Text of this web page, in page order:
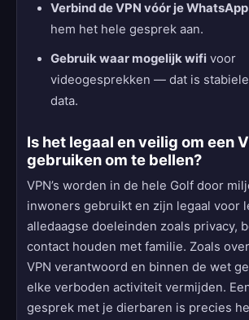
Verbind de VPN vóór je
hem het hele gesprek aan.
Gebruik waar mogelijk wifivoor
videogesprekken — dat is
data.
Is het legaal en veilig om een
gebruiken om te bellen?
VPN’s worden in de hele Golf door
inwoners gebruikt en zijn legaal voor
alledaagse doeleinden zoals privacy,
contact houden met familie. Zoals
VPN verantwoord en binnen de wet
elke verboden activiteit vermijden.
gesprek met je dierbaren is precies